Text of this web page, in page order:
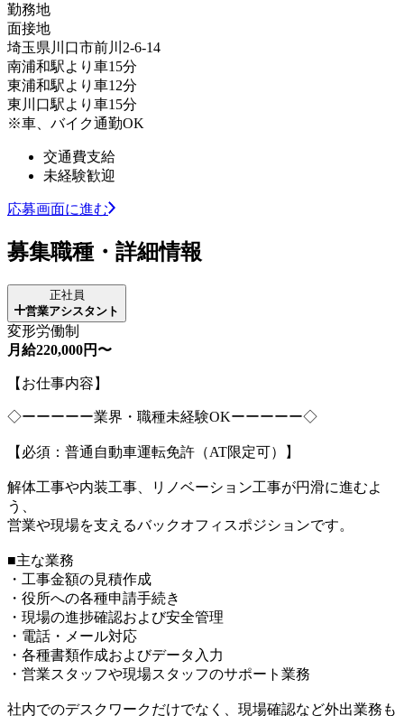
勤務地
面接地
埼玉県川口市前川2-6-14
南浦和駅より車15分
東浦和駅より車12分
東川口駅より車15分
※車、バイク通勤OK
交通費支給
未経験歓迎
応募画面に進む
募集職種・詳細情報
正社員
営業アシスタント
変形労働制
月給220,000円〜
【お仕事内容】
◇ーーーーー業界・職種未経験OKーーーーー◇
【必須：普通自動車運転免許（AT限定可）】
解体工事や内装工事、リノベーション工事が円滑に進むよ
う、
営業や現場を支えるバックオフィスポジションです。
■主な業務
・工事金額の見積作成
・役所への各種申請手続き
・現場の進捗確認および安全管理
・電話・メール対応
・各種書類作成およびデータ入力
・営業スタッフや現場スタッフのサポート業務
社内でのデスクワークだけでなく、現場確認など外出業務も